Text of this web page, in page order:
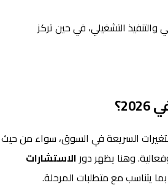
التشغيلي، في حين تركز
فالتغيرات السريعة في السوق، سواء من حيث
وهنا يظهر دورالاستشارات
يتناسب مع متطلبات المرحلة.